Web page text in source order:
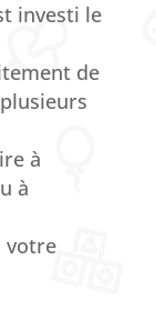
investi le
de
à
à
votre